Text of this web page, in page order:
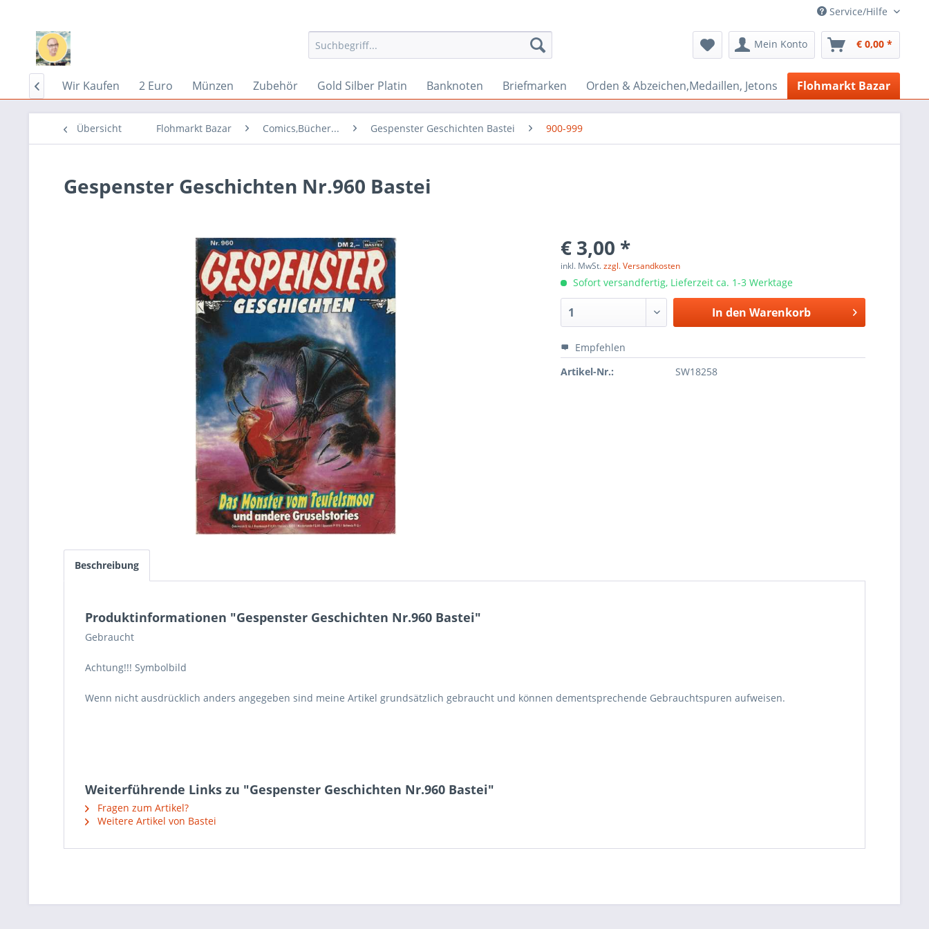
Service/Hilfe
Mein Konto € 0,00 *
Home Wir Kaufen 2 Euro Münzen Zubehör Gold Silber Platin Banknoten Briefmarken Orden & Abzeichen,Medaillen, Jetons Flohmarkt Bazar

Übersicht Flohmarkt Bazar Comics,Bücher... Gespenster Geschichten Bastei 900-999
Gespenster Geschichten Nr.960 Bastei
€ 3,00 *
inkl. MwSt.zzgl. Versandkosten
Sofort versandfertig, Lieferzeit ca. 1-3 Werktage
In den Warenkorb
Empfehlen
Artikel-Nr.:
SW18258
Beschreibung
Produktinformationen "Gespenster Geschichten Nr.960 Bastei"
Gebraucht
Achtung!!! Symbolbild
Wenn nicht ausdrücklich anders angegeben sind meine Artikel grundsätzlich gebraucht und können dementsprechende Gebrauchtspuren aufweisen.
Weiterführende Links zu "Gespenster Geschichten Nr.960 Bastei"
Fragen zum Artikel?
Weitere Artikel von Bastei